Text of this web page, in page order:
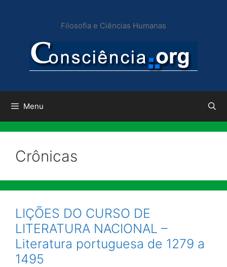
conteúdo
Filosofia e Ciências Humanas
Menu
Crônicas
LIÇÕES DO CURSO DE
LITERATURA NACIONAL –
Literatura portuguesa de 1279 a
1495